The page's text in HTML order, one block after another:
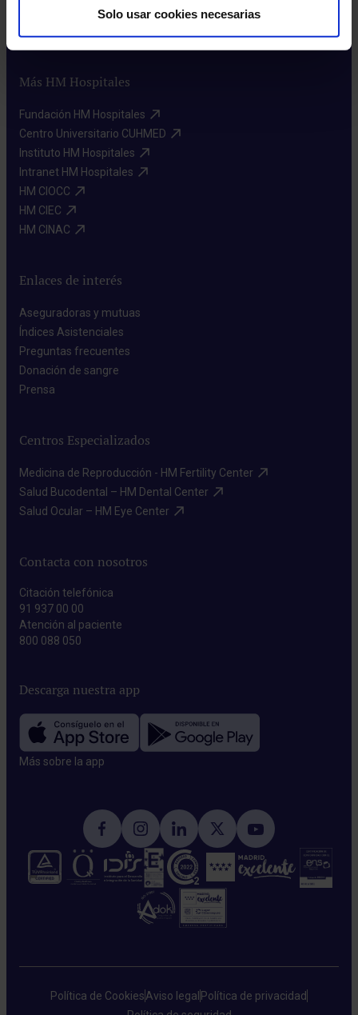
Solo usar cookies necesarias
Más HM Hospitales
Fundación HM Hospitales​
Centro Universitario CUHMED​
Instituto HM Hospitales​
Intranet HM Hospitales​
HM CIOCC​
HM CIEC​
HM CINAC​
Enlaces de interés
Aseguradoras y mutuas​
Índices Asistenciales​
Preguntas frecuentes​
Donación de sangre​
Prensa​
Centros Especializados
Medicina de Reproducción - HM Fertility Center​
Salud Bucodental – HM Dental Center​
Salud Ocular – HM Eye Center​
Contacta con nosotros
Citación telefónica
91 937 00 00
Atención al paciente
800 088 050
Descarga nuestra app
Más sobre la app​
Política de CookiesAviso legal Política de privacidad